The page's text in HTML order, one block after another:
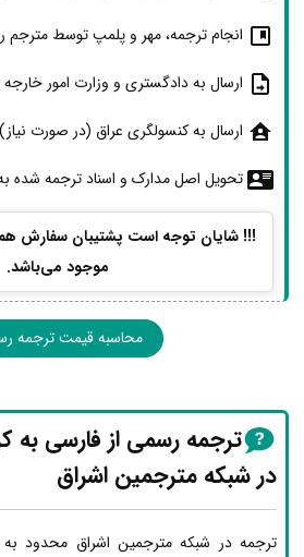
انجام ترجمه، مهر و پلمپ توسط مترجم
ارسال به دادگستری و وزارت امور خارجه
ارسال به کنسولگری عراق (در صورت نیاز)
تحویل اصل مدارک و اسناد ترجمه شده
!!! شایان توجه است پشتیبان سفارش
موجود می‌باشد.
محاسبه قیمت ترجمه
ترجمه رسمی از فارسی به
در شبکه مترجمین اشراق
ترجمه در شبکه مترجمین اشراق